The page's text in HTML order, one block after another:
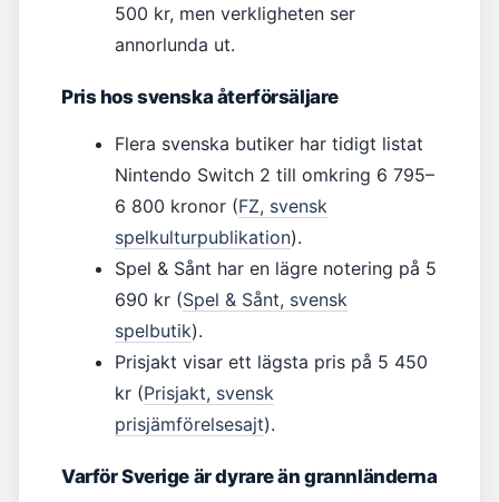
500 kr, men verkligheten ser
annorlunda ut.
Pris hos svenska återförsäljare
Flera svenska butiker har tidigt listat
Nintendo Switch 2 till omkring 6 795–
6 800 kronor (FZ, svensk
spelkulturpublikation).
Spel & Sånt har en lägre notering på 5
690 kr (Spel & Sånt, svensk
spelbutik).
Prisjakt visar ett lägsta pris på 5 450
kr (Prisjakt, svensk
prisjämförelsesajt).
Varför Sverige är dyrare än grannländerna